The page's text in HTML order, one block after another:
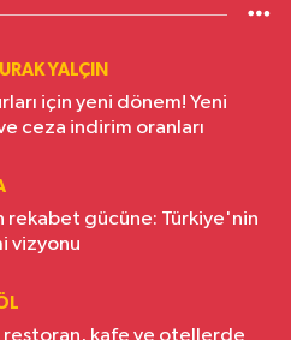
YALÇIN
için yeni dönem! Yeni
ceza indirim oranları
rekabet gücüne: Türkiye'nin
vizyonu
restoran, kafe ve otellerde